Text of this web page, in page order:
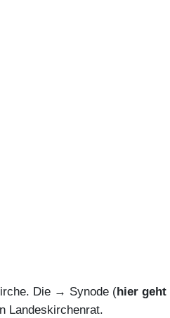
Die → Synode (hier geht
Landeskirchenrat.